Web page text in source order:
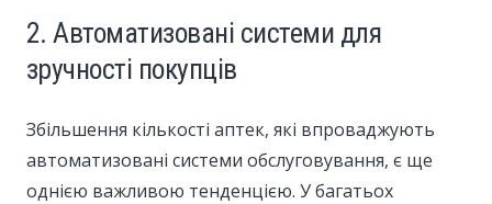
2. Автоматизовані системи для
зручності покупців
Збільшення кількості аптек, які впроваджують
автоматизовані системи обслуговування, є ще
однією важливою тенденцією. У багатьох